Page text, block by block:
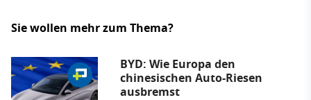
Sie wollen mehr zum Thema?
BYD: Wie Europa den
chinesischen Auto-Riesen
ausbremst